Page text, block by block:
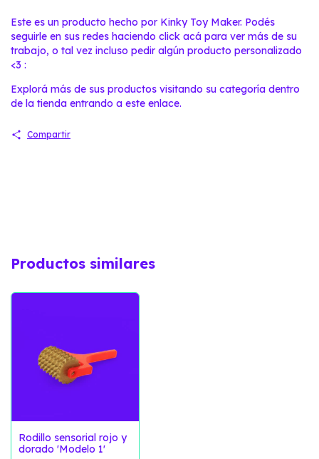
Este es un producto hecho por Kinky Toy Maker. Podés
seguirle en sus redes haciendo click acá para ver más de su
trabajo, o tal vez incluso pedir algún producto personalizado
<3 :
Explorá más de sus productos visitando su categoría dentro
de la tienda entrando a este enlace.
Compartir
Productos similares
Rodillo sensorial rojo y
dorado 'Modelo 1'